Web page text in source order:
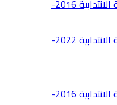
الولاية الانتدابية 2016-
الولاية الانتدابية 2022-
الولاية الانتدابية 2016-